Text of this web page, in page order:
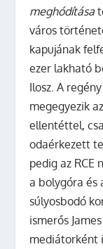
meghódítása
város
kapujának
ezer lakható
Ilosz. A
megegyezik
ellentéttel,
odaérkezett
pedig az
a bolygóra és
súlyosbodó
ismerős
mediátorként